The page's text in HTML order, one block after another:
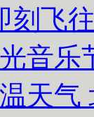
刻飞
音乐
天